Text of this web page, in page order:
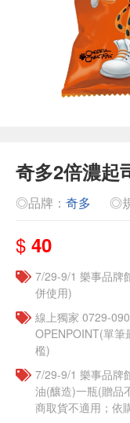
奇多2倍濃起
◎品牌： 奇多 ◎
$ 40
7/29-9/1 樂事品牌
併使用)
線上獨家 0729-
OPENPOINT(單筆
檻)
7/29-9/1 樂事品牌
油(釀造)一瓶(贈品
商取貨不適用；依